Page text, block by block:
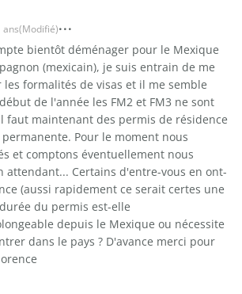
ans(Modifié)
bientôt déménager pour le Mexique
(mexicain), je suis entrain de me
formalités de visas et il me semble
de l'année les FM2 et FM3 ne sont
faut maintenant des permis de résidence
Pour le moment nous
et comptons éventuellement nous
attendant... Certains d'entre-vous en ont-
(aussi rapidement ce serait certes une
du permis est-elle
depuis le Mexique ou nécessite
dans le pays ? D'avance merci pour